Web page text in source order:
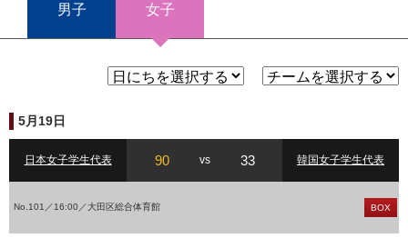
男子 女子
5月19日
日本女子学生代表 90 vs 33 韓国女子学生代表
No.101／16:00／大田区総合体育館 BOX